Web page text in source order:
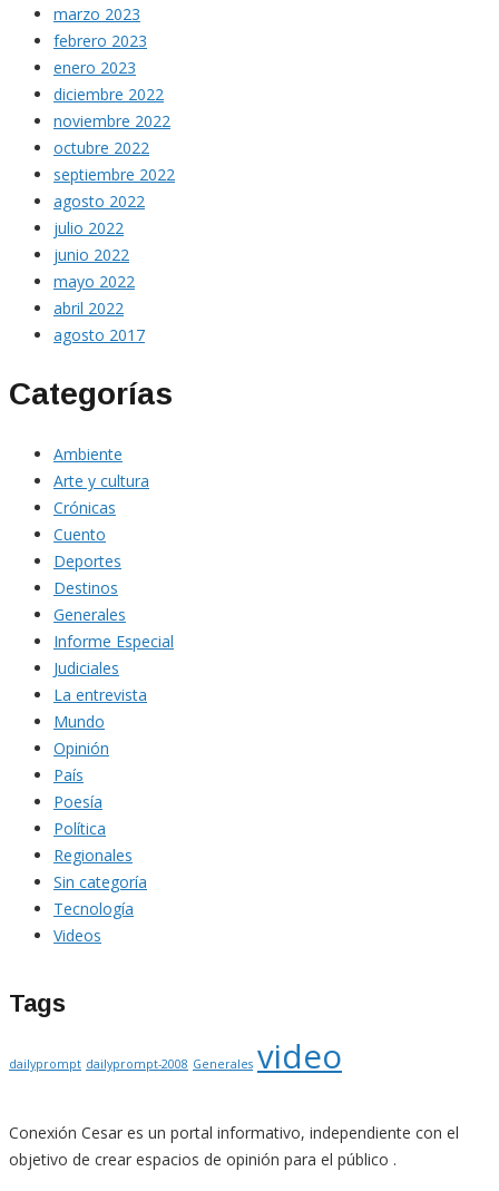
marzo 2023
febrero 2023
enero 2023
diciembre 2022
noviembre 2022
octubre 2022
septiembre 2022
agosto 2022
julio 2022
junio 2022
mayo 2022
abril 2022
agosto 2017
Categorías
Ambiente
Arte y cultura
Crónicas
Cuento
Deportes
Destinos
Generales
Informe Especial
Judiciales
La entrevista
Mundo
Opinión
País
Poesía
Política
Regionales
Sin categoría
Tecnología
Videos
Tags
dailyprompt dailyprompt-2008 Generales video
Conexión Cesar es un portal informativo, independiente con el
objetivo de crear espacios de opinión para el público .